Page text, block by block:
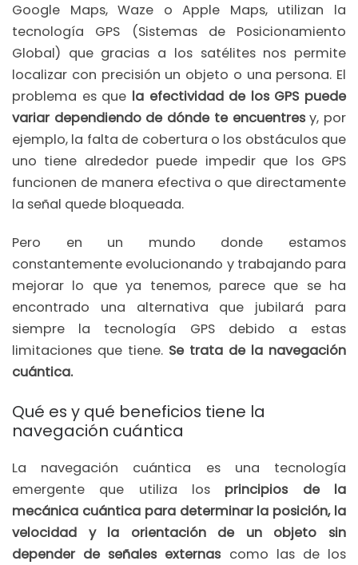
Google Maps, Waze o Apple Maps, utilizan la
tecnología GPS (Sistemas de Posicionamiento
Global) que gracias a los satélites nos permite
localizar con precisión un objeto o una persona. El
problema es que la efectividad de los GPS puede
variar dependiendo de dónde te encuentresy, por
ejemplo, la falta de cobertura o los obstáculos que
uno tiene alrededor puede impedir que los GPS
funcionen de manera efectiva o que directamente
la señal quede bloqueada.
Pero en un mundo donde estamos
constantemente evolucionando y trabajando para
mejorar lo que ya tenemos, parece que se ha
encontrado una alternativa que jubilará para
siempre la tecnología GPS debido a estas
limitaciones que tiene. Se trata de la navegación
cuántica.
Qué es y qué beneficios tiene la
navegación cuántica
La navegación cuántica es una tecnología
emergente que utiliza los principios de la
mecánica cuántica para determinar la posición, la
velocidad y la orientación de un objeto sin
depender de señales externas como las de los